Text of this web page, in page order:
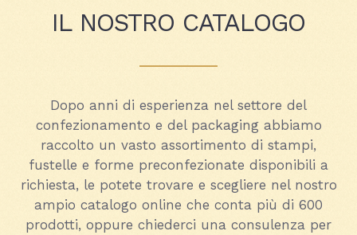
IL NOSTRO CATALOGO
Dopo anni di esperienza nel settore del
confezionamento e del packaging abbiamo
raccolto un vasto assortimento di stampi,
fustelle e forme preconfezionate disponibili a
richiesta, le potete trovare e scegliere nel nostro
ampio catalogo online che conta più di 600
prodotti, oppure chiederci una consulenza per